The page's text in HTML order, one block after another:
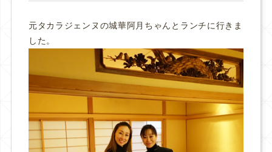
元タカラジェンヌの城華阿月ちゃんとランチに行きま
した。